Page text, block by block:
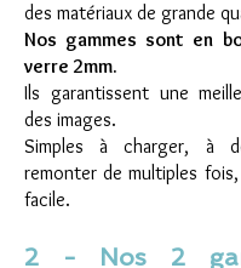
des matériaux de grande
Nos gammes sont en
verre 2mm.
Ils garantissent une
des images.
Simples à charger, à
remonter de multiples
facile.
2 - Nos 2